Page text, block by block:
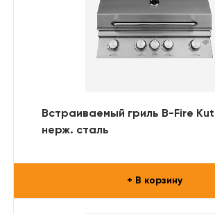
Встраиваемый гриль B-Fire
нерж. сталь
+ В корзину